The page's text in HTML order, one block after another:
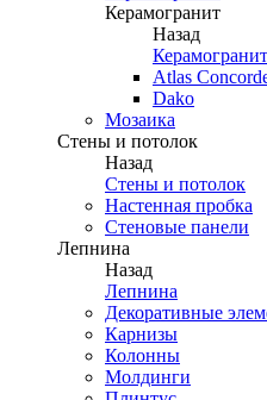
Керамогранит
Назад
Керамогранит
Atlas
Dako
Мозаика
Стены и потолок
Назад
Стены и потолок
Настенная пробка
Стеновые панели
Лепнина
Назад
Лепнина
Декоративные
Карнизы
Колонны
Молдинги